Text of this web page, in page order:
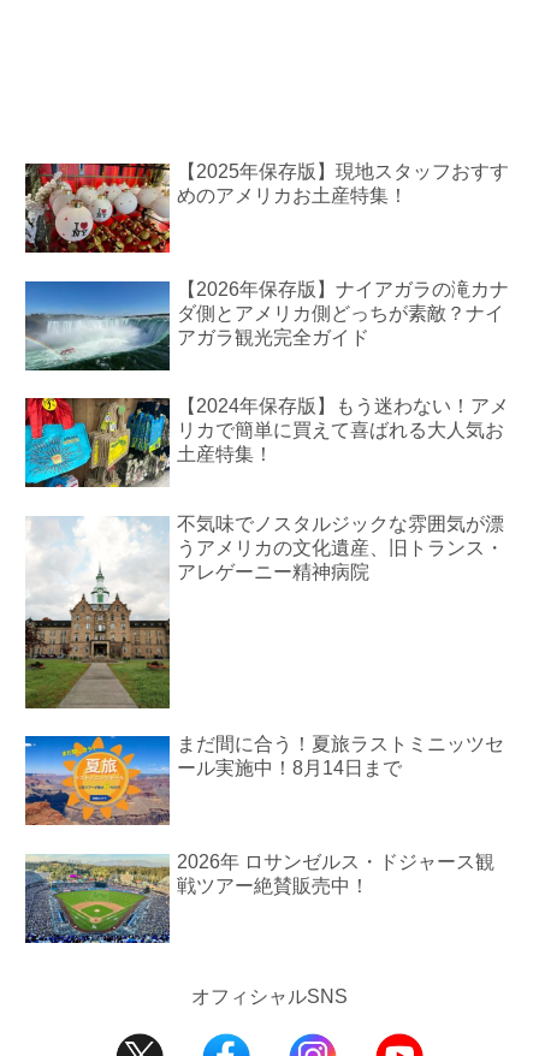
【2025年保存版】現地スタッフおすす
めのアメリカお土産特集！
【2026年保存版】ナイアガラの滝カナ
ダ側とアメリカ側どっちが素敵？ナイ
アガラ観光完全ガイド
【2024年保存版】もう迷わない！アメ
リカで簡単に買えて喜ばれる大人気お
土産特集！
不気味でノスタルジックな雰囲気が漂
うアメリカの文化遺産、旧トランス・
アレゲーニー精神病院
まだ間に合う！夏旅ラストミニッツセ
ール実施中！8月14日まで
2026年 ロサンゼルス・ドジャース観
戦ツアー絶賛販売中！
オフィシャルSNS